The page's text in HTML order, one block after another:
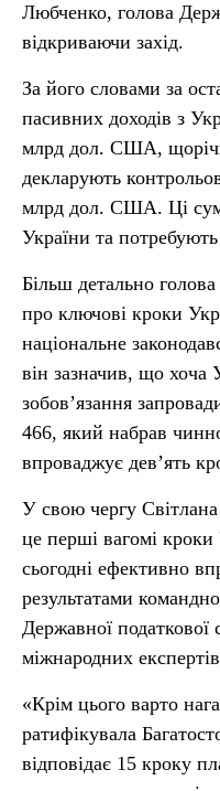
Любченко, голова
відкриваючи захід.
За його словами за
пасивних доходів з
млрд дол. США,
декларують
млрд дол. США. Ці
України та
Більш детально
про ключові кроки
національне
він зазначив, що хоча
зобов’язання
466, який набрав
впроваджує дев’ять
У свою чергу
це перші вагомі
сьогодні ефективно
результатами
Державної
міжнародних
«Крім цього варто
ратифікувала
відповідає 15 кроку